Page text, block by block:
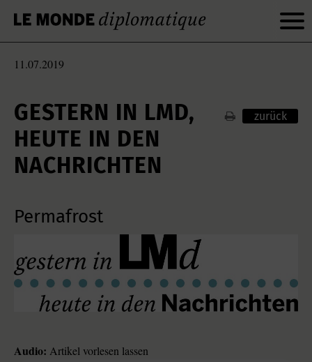
11.07.2019
GESTERN IN LMD,
HEUTE IN DEN
NACHRICHTEN
zurück
Permafrost
Audio: Artikel vorlesen lassen